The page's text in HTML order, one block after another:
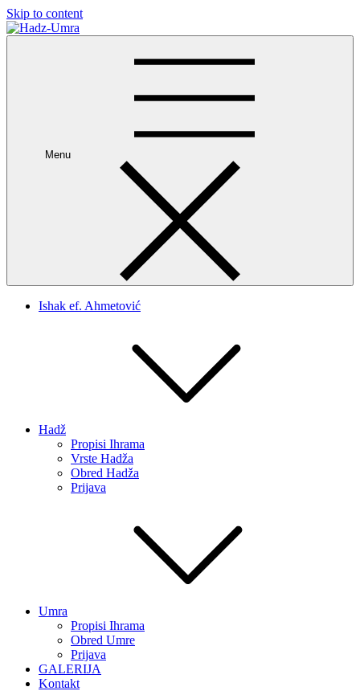
Skip to content
Menu
Ishak ef. Ahmetović
Hadž
Propisi Ihrama
Vrste Hadža
Obred Hadža
Prijava
Umra
Propisi Ihrama
Obred Umre
Prijava
GALERIJA
Kontakt